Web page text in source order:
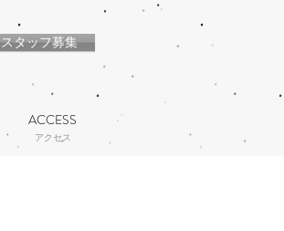
スタッフ募集
ACCESS
アクセス